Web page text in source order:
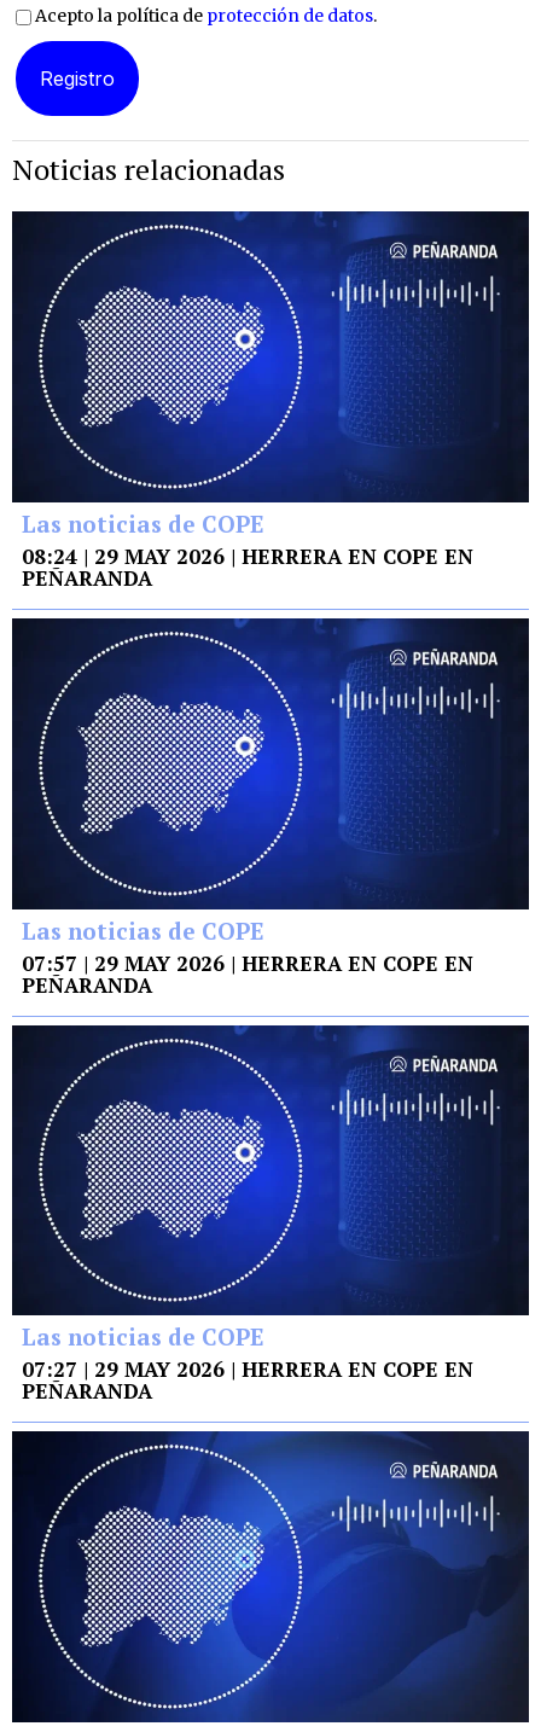
Acepto la política de protección de datos.
Noticias relacionadas
Las noticias de COPE
08:24 | 29 MAY 2026 | HERRERA EN COPE EN
PEÑARANDA
Las noticias de COPE
07:57 | 29 MAY 2026 | HERRERA EN COPE EN
PEÑARANDA
Las noticias de COPE
07:27 | 29 MAY 2026 | HERRERA EN COPE EN
PEÑARANDA